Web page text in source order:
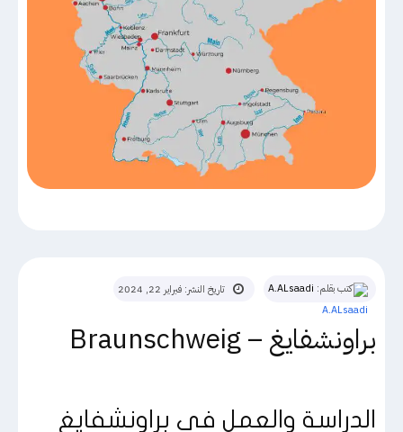
كتب بقلم: A.ALsaadi تاريخ النشر: فبراير 22, 2024
براونشفايغ – Braunschweig
الدراسة والعمل في براونشفايغ